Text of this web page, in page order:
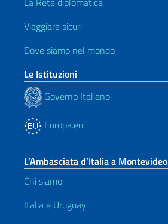
Viaggiare sicuri
Dove siamo nel mondo
Le Istituzioni
Governo Italiano
Europa.eu
L’Ambasciata d’Italia a Montevideo
Chi siamo
Italia e Uruguay